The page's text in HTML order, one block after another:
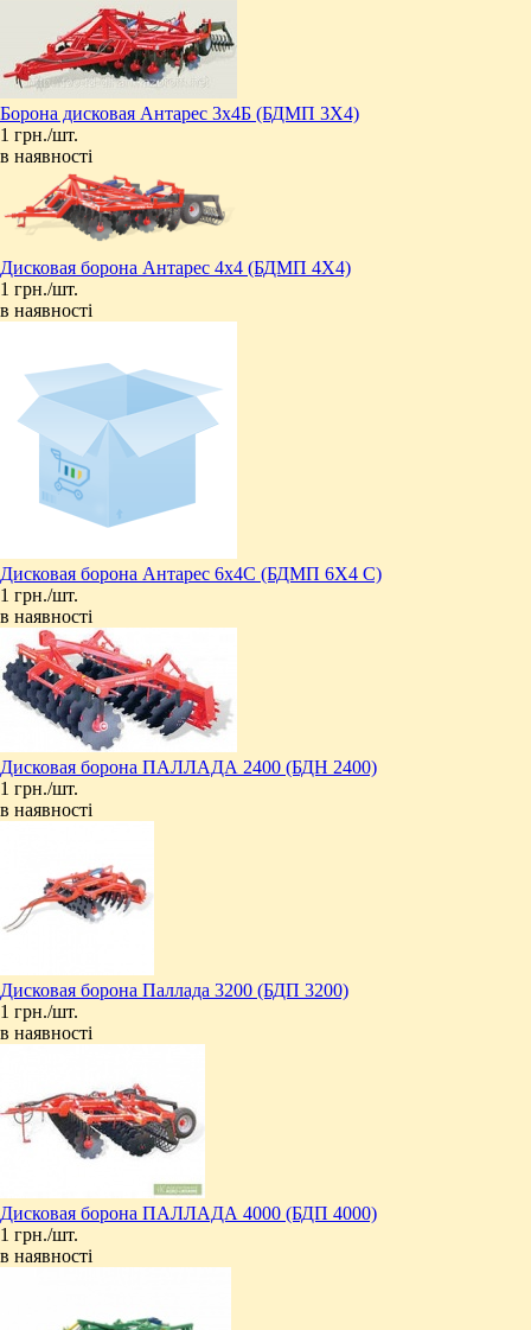
Борона дисковая Антарес 3х4Б (БДМП 3Х4)
1 грн./шт.
в наявності
Дисковая борона Антарес 4х4 (БДМП 4Х4)
1 грн./шт.
в наявності
Дисковая борона Антарес 6х4C (БДМП 6Х4 С)
1 грн./шт.
в наявності
Дисковая борона ПАЛЛАДА 2400 (БДН 2400)
1 грн./шт.
в наявності
Дисковая борона Паллада 3200 (БДП 3200)
1 грн./шт.
в наявності
Дисковая борона ПАЛЛАДА 4000 (БДП 4000)
1 грн./шт.
в наявності